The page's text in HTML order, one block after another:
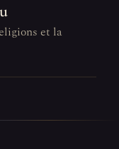
et la